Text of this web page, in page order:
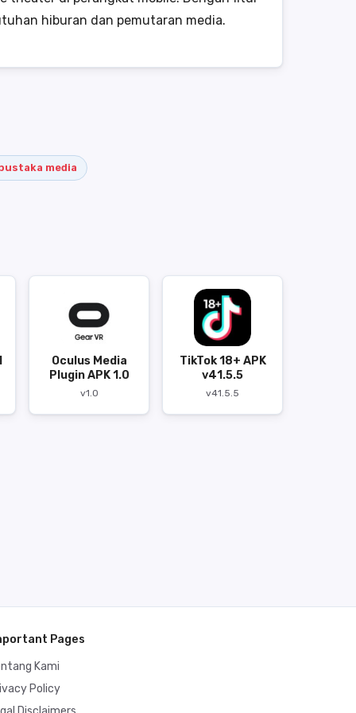
hiburan dan pemutaran media.
media
Oculus Media
Plugin APK 1.0
v1.0
TikTok 18+ APK
v41.5.5
v41.5.5
Pages
Kami
Policy